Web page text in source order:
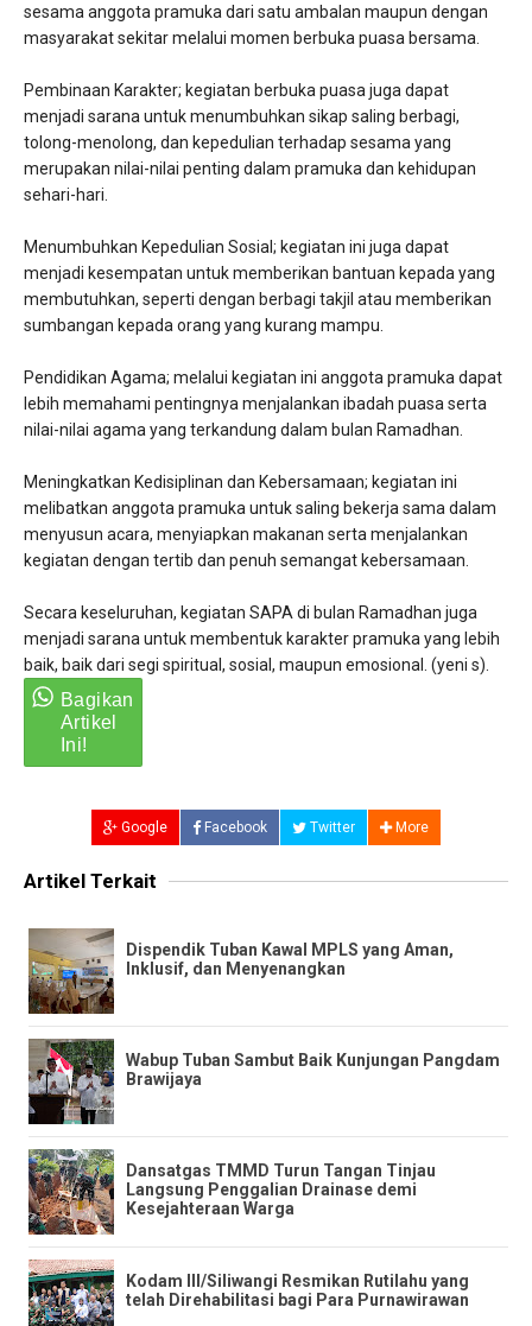
sesama anggota pramuka dari satu ambalan maupun dengan
masyarakat sekitar melalui momen berbuka puasa bersama.
Pembinaan Karakter; kegiatan berbuka puasa juga dapat
menjadi sarana untuk menumbuhkan sikap saling berbagi,
tolong-menolong, dan kepedulian terhadap sesama yang
merupakan nilai-nilai penting dalam pramuka dan kehidupan
sehari-hari.
Menumbuhkan Kepedulian Sosial; kegiatan ini juga dapat
menjadi kesempatan untuk memberikan bantuan kepada yang
membutuhkan, seperti dengan berbagi takjil atau memberikan
sumbangan kepada orang yang kurang mampu.
Pendidikan Agama; melalui kegiatan ini anggota pramuka dapat
lebih memahami pentingnya menjalankan ibadah puasa serta
nilai-nilai agama yang terkandung dalam bulan Ramadhan.
Meningkatkan Kedisiplinan dan Kebersamaan; kegiatan ini
melibatkan anggota pramuka untuk saling bekerja sama dalam
menyusun acara, menyiapkan makanan serta menjalankan
kegiatan dengan tertib dan penuh semangat kebersamaan.
Secara keseluruhan, kegiatan SAPA di bulan Ramadhan juga
menjadi sarana untuk membentuk karakter pramuka yang lebih
baik, baik dari segi spiritual, sosial, maupun emosional. (yeni s).
Google Facebook Twitter More
Artikel Terkait
Dispendik Tuban Kawal MPLS yang Aman,
Inklusif, dan Menyenangkan
Wabup Tuban Sambut Baik Kunjungan Pangdam
Brawijaya
Dansatgas TMMD Turun Tangan Tinjau
Langsung Penggalian Drainase demi
Kesejahteraan Warga
Kodam III/Siliwangi Resmikan Rutilahu yang
telah Direhabilitasi bagi Para Purnawirawan